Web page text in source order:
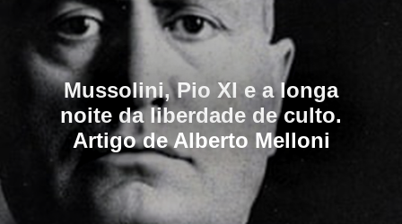
Mussolini, Pio XI e a longa
noite da liberdade de culto.
Artigo de Alberto Melloni